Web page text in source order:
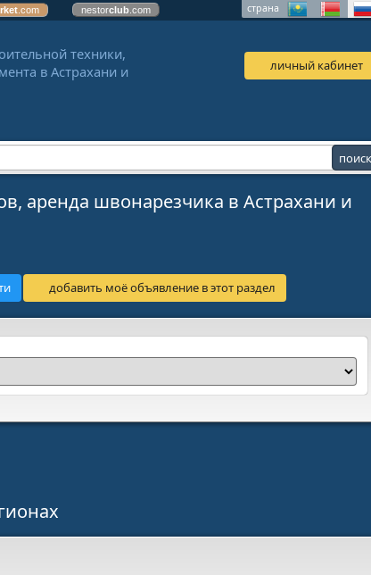
.com nestorclub .com страна
техники,
в Астрахани и
личный кабинет
аренда швонарезчика в Астрахани и
добавить моё объявление в этот раздел